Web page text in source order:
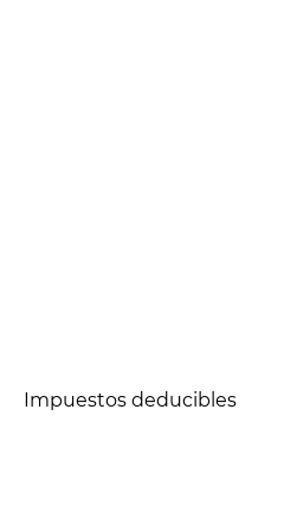
Impuestos deducibles